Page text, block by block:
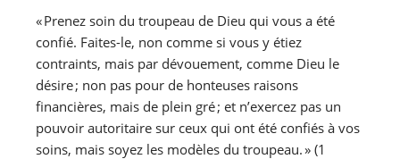
« Prenez soin du troupeau de Dieu qui vous a été
confié. Faites-le, non comme si vous y étiez
contraints, mais par dévouement, comme Dieu le
désire ; non pas pour de honteuses raisons
financières, mais de plein gré ; et n’exercez pas un
pouvoir autoritaire sur ceux qui ont été confiés à vos
soins, mais soyez les modèles du troupeau. » (1